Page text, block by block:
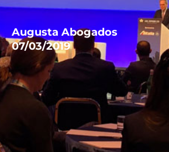
Augusta Abogados
07/03/2019